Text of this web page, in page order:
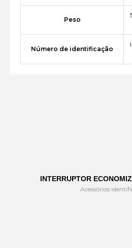
Peso
Número de identificação
INTERRUPTOR
Acessórios